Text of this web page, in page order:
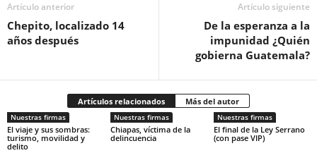
Artículo anterior
Chepito, localizado 14
años después
Artículo siguiente
De la esperanza a la
impunidad ¿Quién
gobierna Guatemala?
Artículos relacionados Más del autor
Nuestras firmas
El viaje y sus sombras:
turismo, movilidad y
delito
Nuestras firmas
Chiapas, víctima de la
delincuencia
Nuestras firmas
El final de la Ley Serrano
(con pase VIP)